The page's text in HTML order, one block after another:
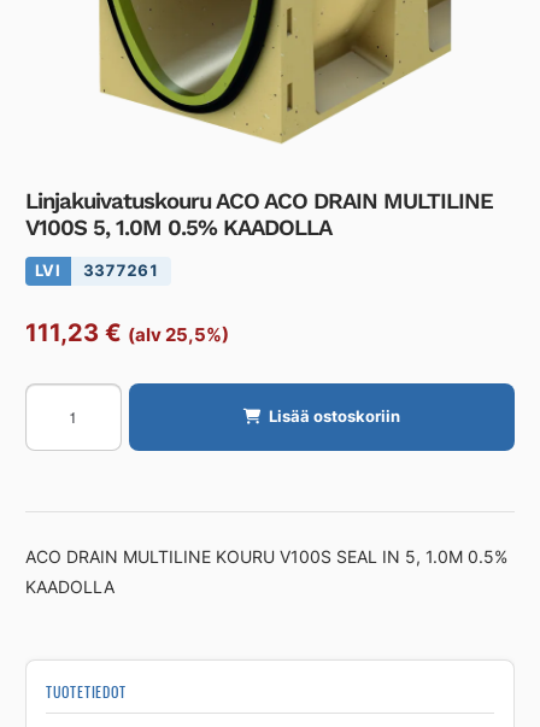
Linjakuivatuskouru ACO ACO DRAIN MULTILINE
V100S 5, 1.0M 0.5% KAADOLLA
LVI 3377261
111,23 € (alv 25,5%)
Linjakuivatuskouru
ACO
MULTILINE
5,
1.0M
Lisää ostoskoriin
ACO DRAIN MULTILINE KOURU V100S SEAL IN 5, 1.0M 0.5%
KAADOLLA
TUOTETIEDOT